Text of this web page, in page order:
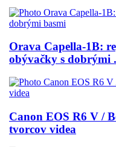
Orava Capella-1B:
obývačky s dobrými
Canon EOS R6 V /
tvorcov videa